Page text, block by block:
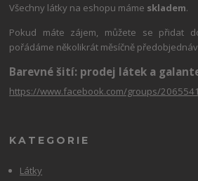
Všechny látky na eshopu máme skladem.
Pokud máte zájem, můžete se přidat
pořádáme několikrát měsíčně
Barevné šití: prodej látek a
https://www.facebook.com/groups/
KATEGORIE
Látky